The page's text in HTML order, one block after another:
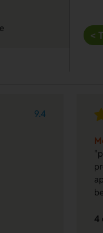
<
9.4
4